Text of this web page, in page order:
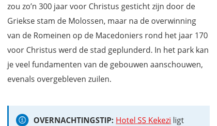
zou zo’n 300 jaar voor Christus gesticht zijn door de
Griekse stam de Molossen, maar na de overwinning
van de Romeinen op de Macedoniers rond het jaar 170
voor Christus werd de stad geplunderd. In het park kan
je veel fundamenten van de gebouwen aanschouwen,
evenals overgebleven zuilen.
OVERNACHTINGSTIP: Hotel SS Kekezi ligt